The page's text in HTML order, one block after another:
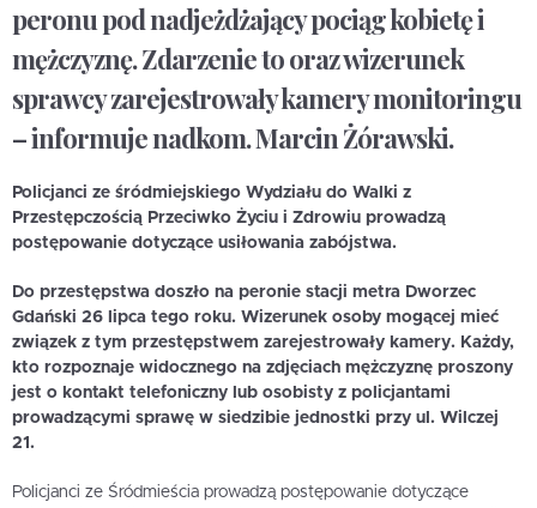
peronu pod nadjeżdżający pociąg kobietę i
mężczyznę. Zdarzenie to oraz wizerunek
sprawcy zarejestrowały kamery monitoringu
– informuje nadkom. Marcin Żórawski.
Policjanci ze śródmiejskiego Wydziału do Walki z
Przestępczością Przeciwko Życiu i Zdrowiu prowadzą
postępowanie dotyczące usiłowania zabójstwa.
Do przestępstwa doszło na peronie stacji metra Dworzec
Gdański 26 lipca tego roku. Wizerunek osoby mogącej mieć
związek z tym przestępstwem zarejestrowały kamery. Każdy,
kto rozpoznaje widocznego na zdjęciach mężczyznę proszony
jest o kontakt telefoniczny lub osobisty z policjantami
prowadzącymi sprawę w siedzibie jednostki przy ul. Wilczej
21.
Policjanci ze Śródmieścia prowadzą postępowanie dotyczące